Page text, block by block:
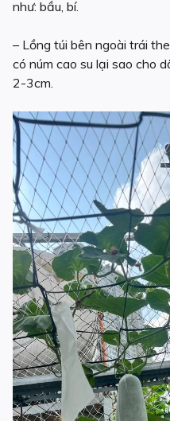
như: bầu, bí.
– Lồng túi bên ngoài trái
có núm cao su lại sao cho
2-3cm.